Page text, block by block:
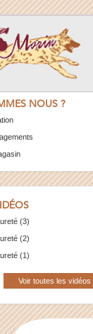
NOUS ?
(3)
(2)
(1)
Voir toutes les vidéos